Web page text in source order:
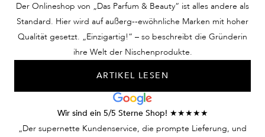
Der Onlineshop von „Das Parfum & Beauty“ ist alles andere als
Standard. Hier wird auf außerg--ewöhnliche Marken mit hoher
Qualität gesetzt. „Einzigartig!“ – so beschreibt die Gründerin
ihre Welt der Nischenprodukte.
ARTIKEL LESEN
Wir sind ein 5/5 Sterne Shop! ★★★★★
„Der supernette Kundenservice, die prompte Lieferung, und